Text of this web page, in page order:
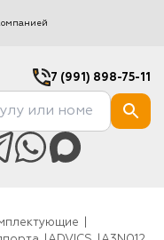
7 (991) 898-75-11